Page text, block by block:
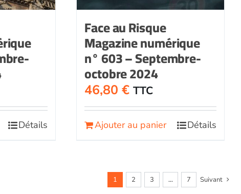
Détails
Face au Risque
Magazine numérique
n° 603 – Septembre-
octobre 2024
46,80 € TTC
Ajouter au panier Détails
1 2 3 … 7 Suivant